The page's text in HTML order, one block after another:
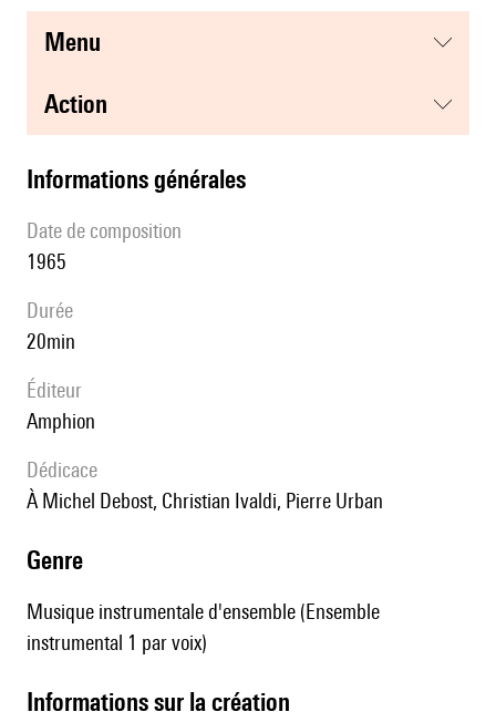
menu
action
informations générales
date de composition
1965
durée
20min
éditeur
Amphion
Dédicace
à Michel Debost, Christian Ivaldi, Pierre Urban
genre
Musique instrumentale d'ensemble (Ensemble
instrumental 1 par voix)
informations sur la création